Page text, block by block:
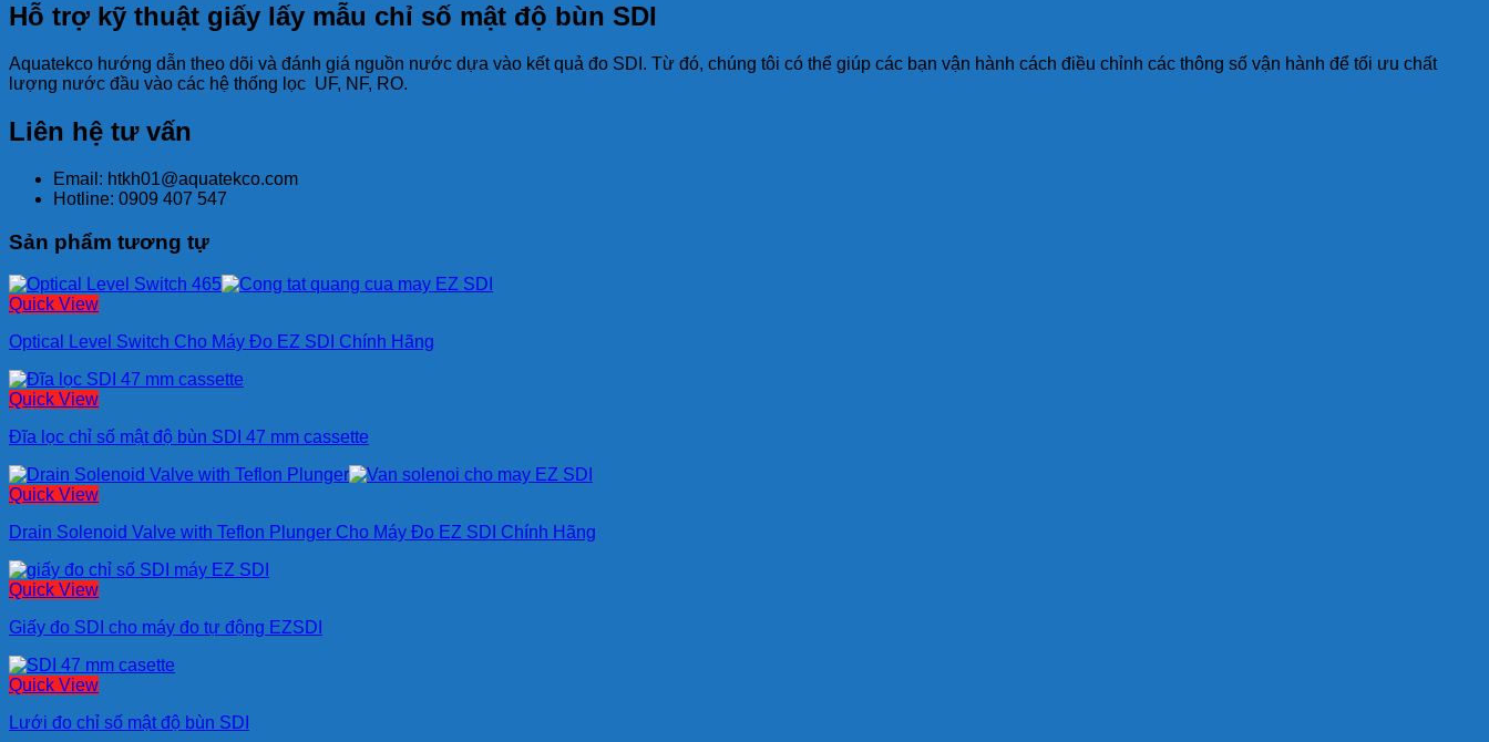
Hỗ trợ kỹ thuật giấy lấy mẫu chỉ số mật độ bùn SDI
Aquatekco hướng dẫn theo dõi và đánh giá nguồn nước dựa vào kết quả đo SDI. Từ đó, chúng tôi có thể giúp các bạn vận hành cách điều chỉnh các thông số vận hành để tối ưu chất
lượng nước đầu vào các hệ thống lọc UF, NF, RO.
Liên hệ tư vấn
Email: htkh01@aquatekco.com
Hotline: 0909 407 547
Sản phẩm tương tự
Quick View
Optical Level Switch Cho Máy Đo EZ SDI Chính Hãng
Quick View
Đĩa lọc chỉ số mật độ bùn SDI 47 mm cassette
Quick View
Drain Solenoid Valve with Teflon Plunger Cho Máy Đo EZ SDI Chính Hãng
Quick View
Giấy đo SDI cho máy đo tự động EZSDI
Quick View
Lưới đo chỉ số mật độ bùn SDI